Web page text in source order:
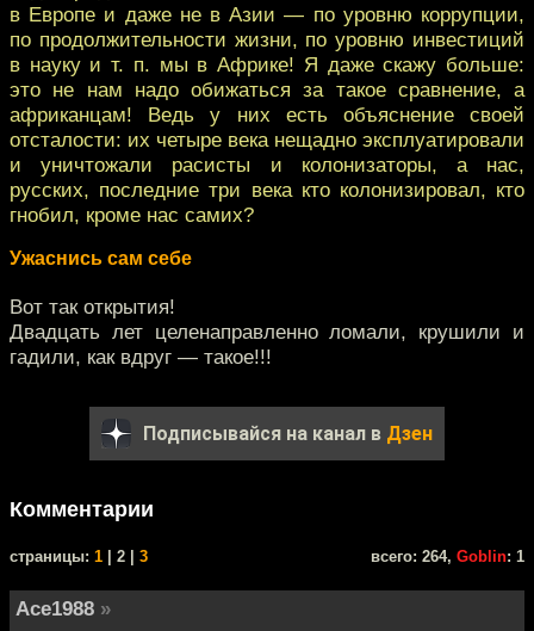
в Европе и даже не в Азии — по уровню коррупции,
по продолжительности жизни, по уровню инвестиций
в науку и т. п. мы в Африке! Я даже скажу больше:
это не нам надо обижаться за такое сравнение, а
африканцам! Ведь у них есть объяснение своей
отсталости: их четыре века нещадно эксплуатировали
и уничтожали расисты и колонизаторы, а нас,
русских, последние три века кто колонизировал, кто
гнобил, кроме нас самих?
Ужаснись сам себе
Вот так открытия!
Двадцать лет целенаправленно ломали, крушили и
гадили, как вдруг — такое!!!
Подписывайся на канал в Дзен
Комментарии
cтраницы: 1 | 2 | 3 всего: 264, Goblin: 1
Ace1988 »